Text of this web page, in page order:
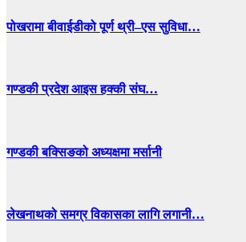
पोखरामा बीवाईडीको पूर्ण थ्री–एस सुविधा…
गण्डकी प्रदेश आइस हक्की संघ…
गण्डकी बक्सिङको अध्यक्षमा मर्सानी
लेखनाथको समग्र विकासका लागि लगानी…